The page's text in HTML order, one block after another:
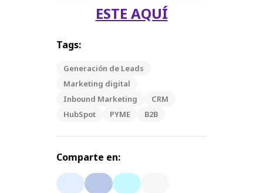
ESTE AQUÍ
Tags:
Generación de Leads
Marketing digital
Inbound Marketing
CRM
HubSpot
PYME B2B
Comparte en: